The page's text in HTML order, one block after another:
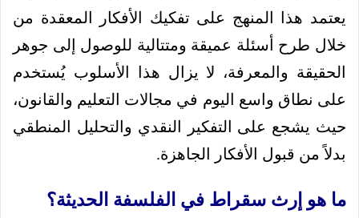
يعتمد هذا المنهج على تفكيك الأفكار المعقدة من
خلال طرح أسئلة عميقة ومتتالية للوصول إلى جوهر
الحقيقة والمعرفة، لا يزال هذا الأسلوب يُستخدم
على نطاق واسع اليوم في مجالات التعليم والقانون،
حيث يشجع على التفكير النقدي والتحليل المنطقي
بدلاً من قبول الأفكار الجاهزة.
ما هو إرث سقراط في الفلسفة الحديثة؟